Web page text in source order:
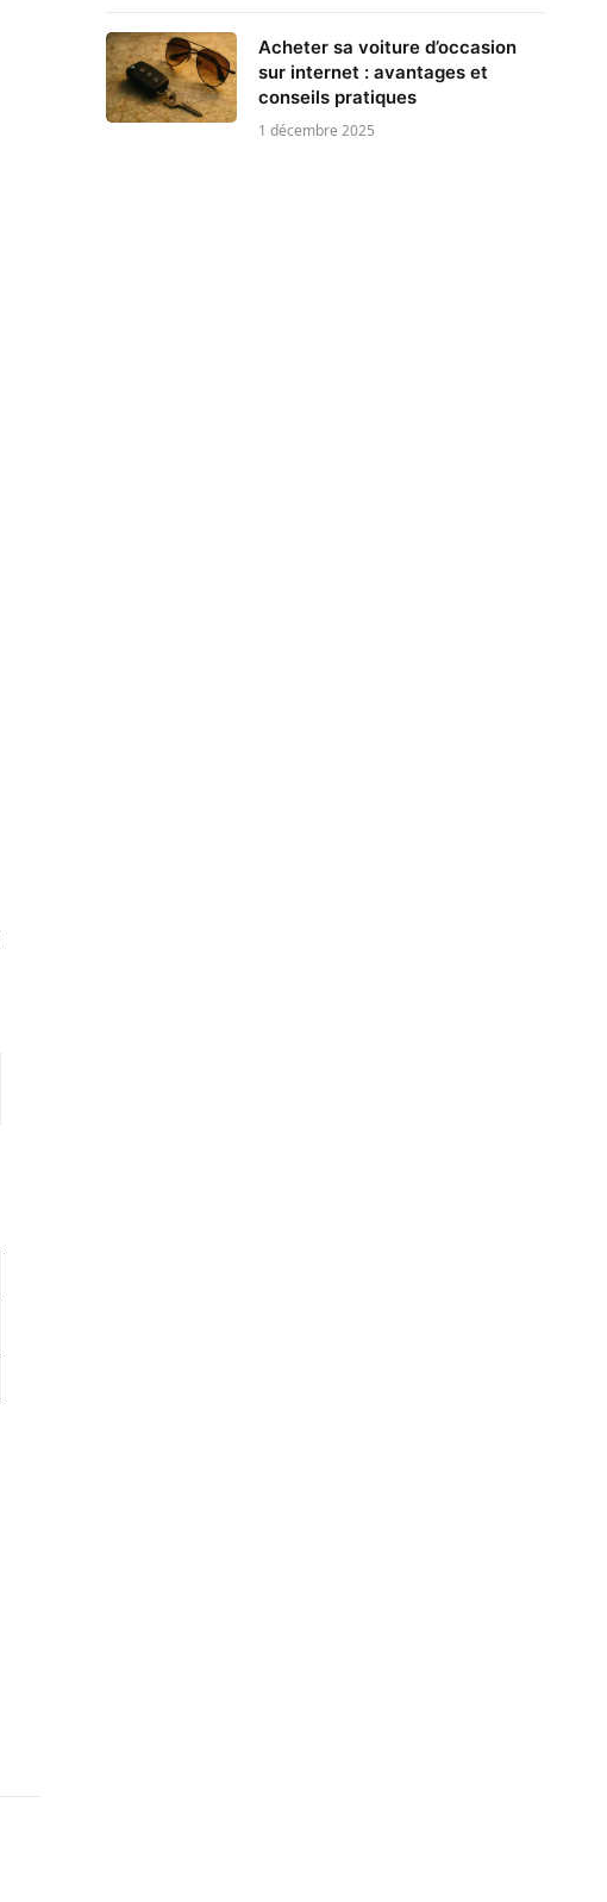
Acheter sa voiture d’occasion
sur internet : avantages et
conseils pratiques
1 décembre 2025